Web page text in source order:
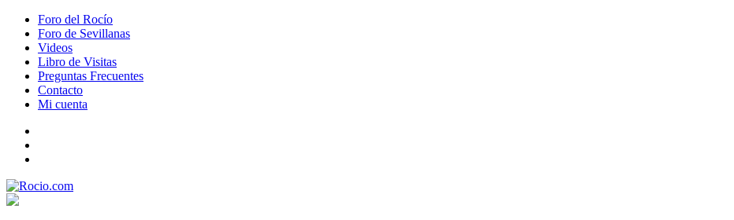
Foro del Rocío
Foro de Sevillanas
Videos
Libro de Visitas
Preguntas Frecuentes
Contacto
Mi cuenta